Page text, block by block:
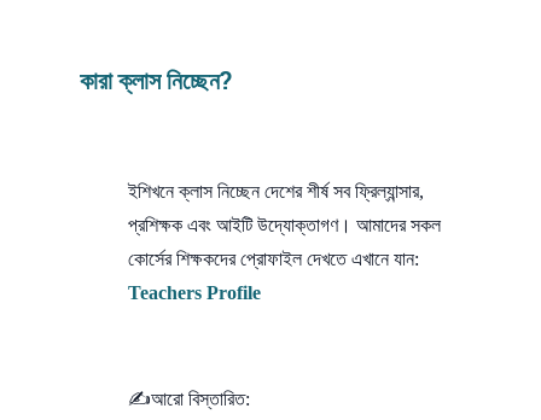
কারা ক্লাস নিচ্ছেন?
ইশিখনে ক্লাস নিচ্ছেন দেশের শীর্ষ সব ফ্রিল্যান্সার,
প্রশিক্ষক এবং আইটি উদ্যোক্তাগণ। আমাদের সকল
কোর্সের শিক্ষকদের প্রোফাইল দেখতে এখানে যান:
Teachers Profile
✍আরো বিস্তারিত: